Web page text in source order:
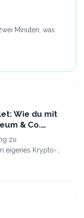
Minuten, was
Wie du mit
& Co.
zu
eigenes Krypto-
dass viele